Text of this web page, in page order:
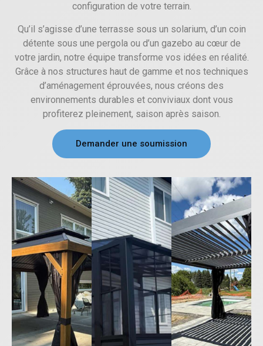
configuration de votre terrain.
Qu’il s’agisse d’une terrasse sous un solarium, d’un coin
détente sous une pergola ou d’un gazebo au cœur de
votre jardin, notre équipe transforme vos idées en réalité.
Grâce à nos structures haut de gamme et nos techniques
d’aménagement éprouvées, nous créons des
environnements durables et conviviaux dont vous
profiterez pleinement, saison après saison.
Demander une soumission